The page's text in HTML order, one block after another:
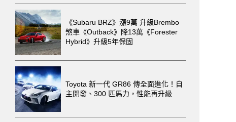
《Subaru BRZ》漲9萬 升級Brembo
煞車《Outback》降13萬《Forester
Hybrid》升級5年保固
Toyota 新一代 GR86 傳全面進化！自
主開發、300 匹馬力，性能再升級